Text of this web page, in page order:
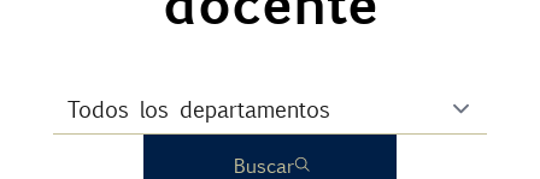
Buscar